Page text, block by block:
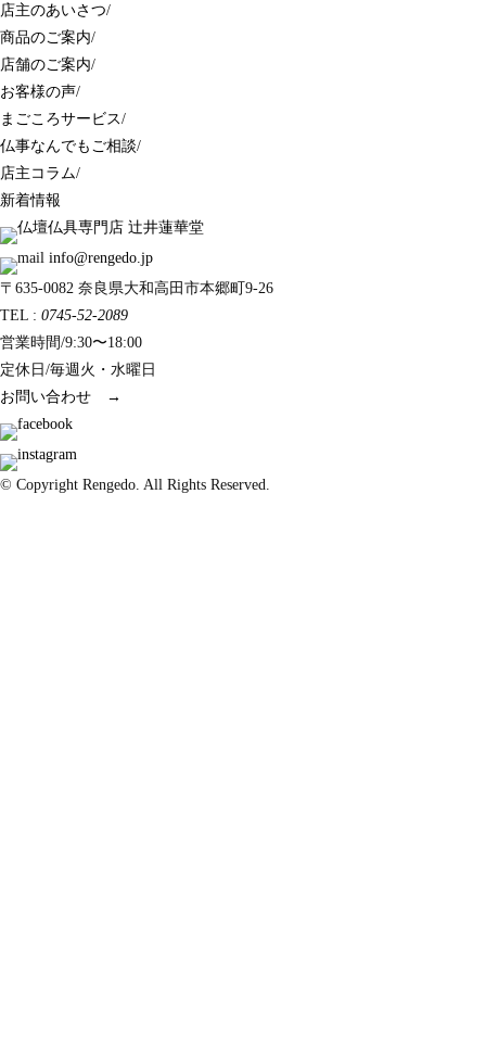
店主のあいさつ/
商品のご案内/
店舗のご案内/
お客様の声/
まごころサービス/
仏事なんでもご相談/
店主コラム/
新着情報
info@rengedo.jp
〒635-0082 奈良県大和高田市本郷町9-26
TEL : 0745-52-2089
営業時間/9:30〜18:00
定休日/毎週火・水曜日
お問い合わせ →
© Copyright Rengedo. All Rights Reserved.